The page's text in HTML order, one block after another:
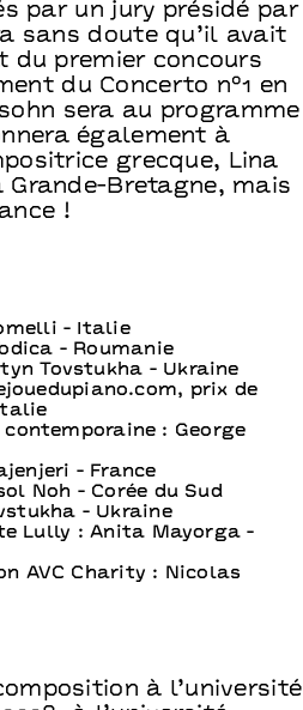
par un jury présidé par
sans doute qu’il avait
premier concours
du Concerto n°1 en
sera au programme
également à
grecque, Lina
Grande-Bretagne, mais
!
- Italie
- Roumanie
Tovstukha - Ukraine
prix de
: George
- France
Noh - Corée du Sud
- Ukraine
Lully : Anita Mayorga -
AVC Charity : Nicolas
à l’université